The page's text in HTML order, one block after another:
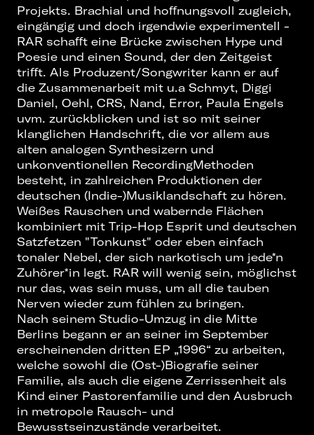
Projekts. Brachial und hoﬀnungsvoll zugleich,
eingängig und doch irgendwie experimentell -
RAR schaﬀt eine Brücke zwischen Hype und
Poesie und einen Sound, der den Zeitgeist
triﬀt. Als Produzent/Songwriter kann er auf
die Zusammenarbeit mit u.a Schmyt, Diggi
Daniel, Oehl, CRS, Nand, Error, Paula Engels
uvm. zurückblicken und ist so mit seiner
klanglichen Handschrift, die vor allem aus
alten analogen Synthesizern und
unkonventionellen RecordingMethoden
besteht, in zahlreichen Produktionen der
deutschen (Indie-)Musiklandschaft zu hören.
Weißes Rauschen und wabernde Flächen
kombiniert mit Trip-Hop Esprit und deutschen
Satzfetzen "Tonkunst" oder eben einfach
tonaler Nebel, der sich narkotisch um jede*n
Zuhörer*in legt. RAR will wenig sein, möglichst
nur das, was sein muss, um all die tauben
Nerven wieder zum fühlen zu bringen.
Nach seinem Studio-Umzug in die Mitte
Berlins begann er an seiner im September
erscheinenden dritten EP „1996“ zu arbeiten,
welche sowohl die (Ost-)Biografie seiner
Familie, als auch die eigene Zerrissenheit als
Kind einer Pastorenfamilie und den Ausbruch
in metropole Rausch- und
Bewusstseinzustände verarbeitet.